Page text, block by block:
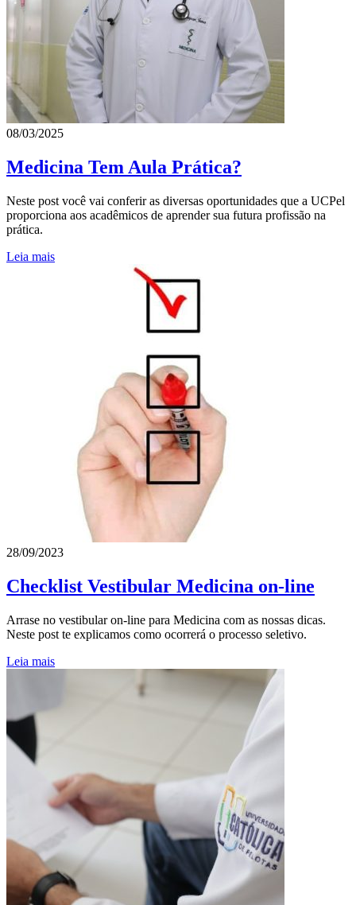
08/03/2025
Medicina Tem Aula Prática?
Neste post você vai conferir as diversas oportunidades que a UCPel
proporciona aos acadêmicos de aprender sua futura profissão na
prática.
Leia mais
28/09/2023
Checklist Vestibular Medicina on-line
Arrase no vestibular on-line para Medicina com as nossas dicas.
Neste post te explicamos como ocorrerá o processo seletivo.
Leia mais